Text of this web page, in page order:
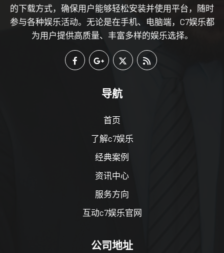
的下载方式，确保用户能够轻松安装并使用平台，随时
参与各种娱乐活动。无论是在手机、电脑端，C7娱乐都
为用户提供高质量、丰富多样的娱乐选择。
导航
首页
了解c7娱乐
经典案例
资讯中心
服务方向
互动c7娱乐官网
公司地址